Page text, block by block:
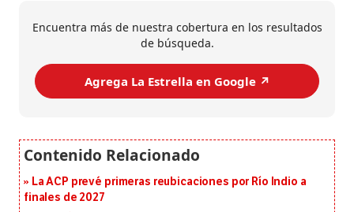
Encuentra más de nuestra cobertura en los resultados
de búsqueda.
Agrega La Estrella en Google ↗️
La ACP prevé primeras reubicaciones por Río Indio a
finales de 2027